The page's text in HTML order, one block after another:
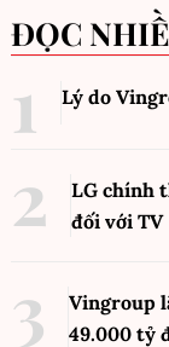
ĐỌC
Lý do
LG chính
đối với TV
Vingroup
49.000 tỷ